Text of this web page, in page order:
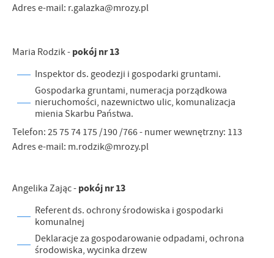
Adres e-mail: r.galazka@mrozy.pl
Maria Rodzik - pokój nr 13
Inspektor ds. geodezji i gospodarki gruntami.
Gospodarka gruntami, numeracja porządkowa
nieruchomości, nazewnictwo ulic, komunalizacja
mienia Skarbu Państwa.
Telefon: 25 75 74 175 /190 /766 - numer wewnętrzny: 113
Adres e-mail: m.rodzik@mrozy.pl
Angelika Zając - pokój nr 13
Referent ds. ochrony środowiska i gospodarki
komunalnej
Deklaracje za gospodarowanie odpadami, ochrona
środowiska, wycinka drzew